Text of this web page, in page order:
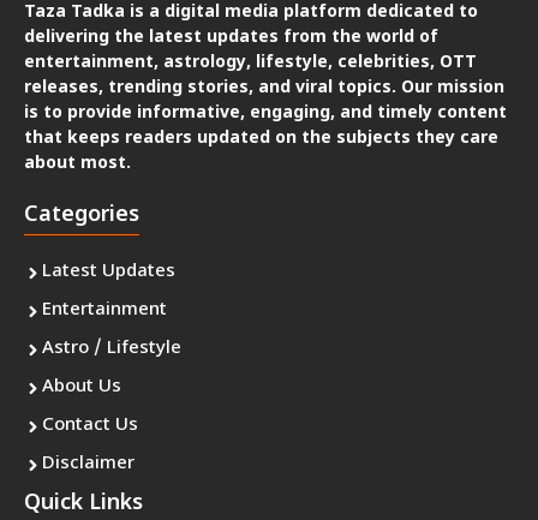
Taza Tadka is a digital media platform dedicated to
delivering the latest updates from the world of
entertainment, astrology, lifestyle, celebrities, OTT
releases, trending stories, and viral topics. Our mission
is to provide informative, engaging, and timely content
that keeps readers updated on the subjects they care
about most.
Categories
Latest Updates
Entertainment
Astro / Lifestyle
About Us
Contact Us
Disclaimer
Quick Links